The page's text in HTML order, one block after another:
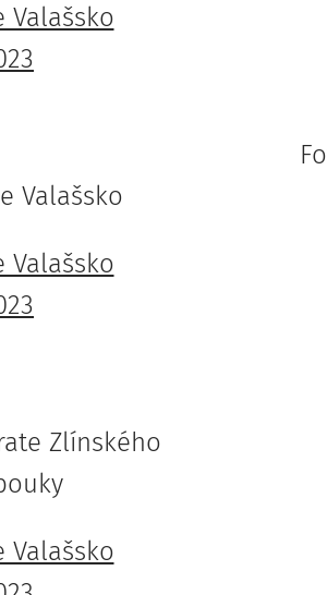
Valašsko
Valašsko
Valašsko
Zlínského
Valašsko